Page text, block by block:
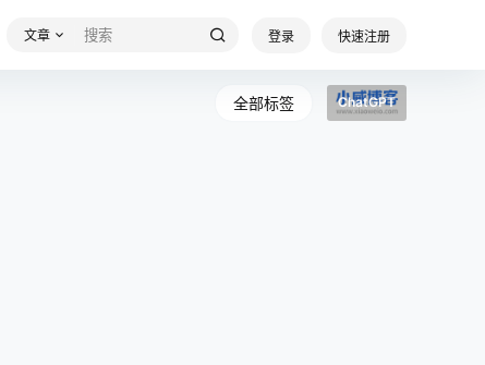
文章 登录 快速注册
全部标签 ChatGPT